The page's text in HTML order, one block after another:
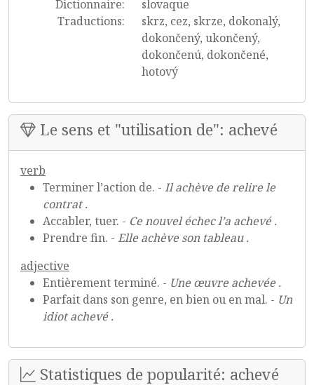
Dictionnaire:
slovaque
Traductions:
skrz, cez, skrze, dokonalý,
dokončený, ukončený,
dokončenú, dokončené,
hotový
Le sens et "utilisation de": achevé
verb
Terminer l’action de. - Il achève de relire le
contrat .
Accabler, tuer. - Ce nouvel échec l’a achevé .
Prendre fin. - Elle achève son tableau .
adjective
Entièrement terminé. - Une œuvre achevée .
Parfait dans son genre, en bien ou en mal. - Un
idiot achevé .
Statistiques de popularité: achevé